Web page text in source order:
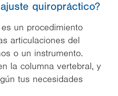
quiropráctico?
un procedimiento
articulaciones del
o un instrumento.
la columna vertebral, y
tus necesidades